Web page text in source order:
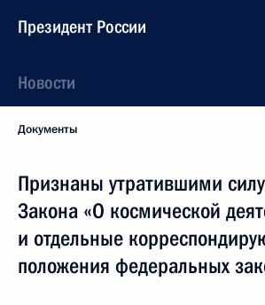
Президент России
Новости
Документы
Признаны утратившими
Закона «О космической
и отдельные
положения федеральных